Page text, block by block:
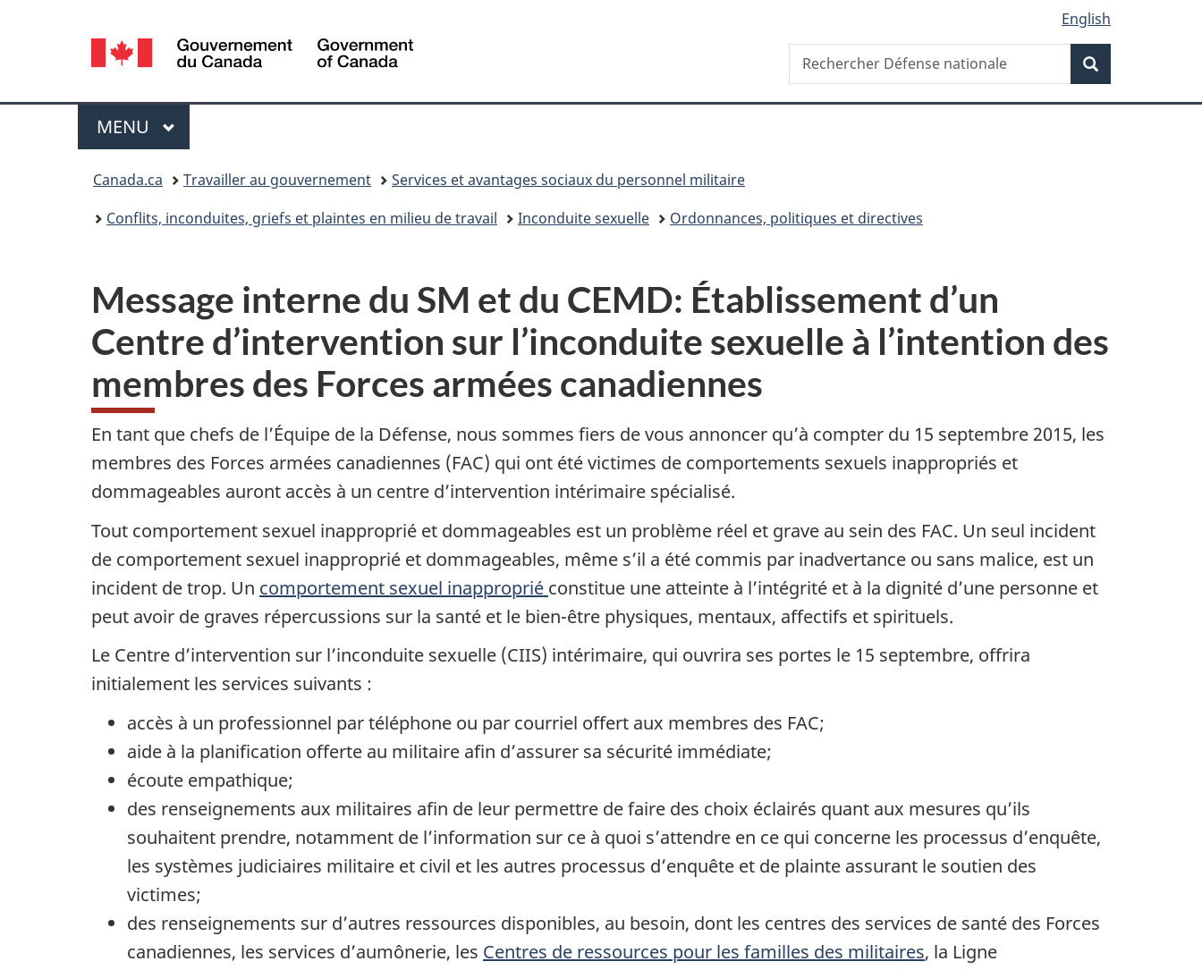
Invitations
sujet
HTML
Sélection
de
la
langue
English
Canada
Recherche
Rechercher
Défense
Menu
MENU PRINCIPAL
Canada.ca Travailler au gouvernement
Services et avantages sociaux du personnel militaire
Conflits, inconduites, griefs et plaintes en milieu de travail
Inconduite sexuelle Ordonnances, politiques et directives
Message interne du SM et du CEMD: Établissement d’un
Centre d’intervention sur l’inconduite sexuelle à l’intention des
membres des Forces armées canadiennes
En tant que chefs de l’Équipe de la Défense, nous sommes fiers de vous annoncer qu’à compter du 15 septembre 2015, les
membres des Forces armées canadiennes (FAC) qui ont été victimes de comportements sexuels inappropriés et
dommageables auront accès à un centre d’intervention intérimaire spécialisé.
Tout comportement sexuel inapproprié et dommageables est un problème réel et grave au sein des FAC. Un seul incident
de comportement sexuel inapproprié et dommageables, même s’il a été commis par inadvertance ou sans malice, est un
incident de trop. Un comportement sexuel inapproprié constitue une atteinte à l’intégrité et à la dignité d’une personne et
peut avoir de graves répercussions sur la santé et le bien-être physiques, mentaux, affectifs et spirituels.
Le Centre d’intervention sur l’inconduite sexuelle (CIIS) intérimaire, qui ouvrira ses portes le 15 septembre, offrira
initialement les services suivants :
accès à un professionnel par téléphone ou par courriel offert aux membres des FAC;
aide à la planification offerte au militaire afin d’assurer sa sécurité immédiate;
écoute empathique;
des renseignements aux militaires afin de leur permettre de faire des choix éclairés quant aux mesures qu’ils
souhaitent prendre, notamment de l’information sur ce à quoi s’attendre en ce qui concerne les processus d’enquête,
les systèmes judiciaires militaire et civil et les autres processus d’enquête et de plainte assurant le soutien des
victimes;
des renseignements sur d’autres ressources disponibles, au besoin, dont les centres des services de santé des Forces
canadiennes, les services d’aumônerie, les Centres de ressources pour les familles des militaires, la Ligne